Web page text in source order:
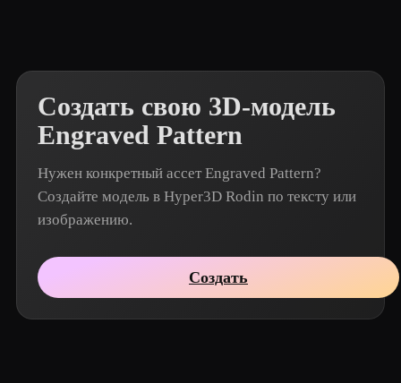
Создать свою 3D-модель
Engraved Pattern
Нужен конкретный ассет Engraved Pattern?
Создайте модель в Hyper3D Rodin по тексту или
изображению.
Создать